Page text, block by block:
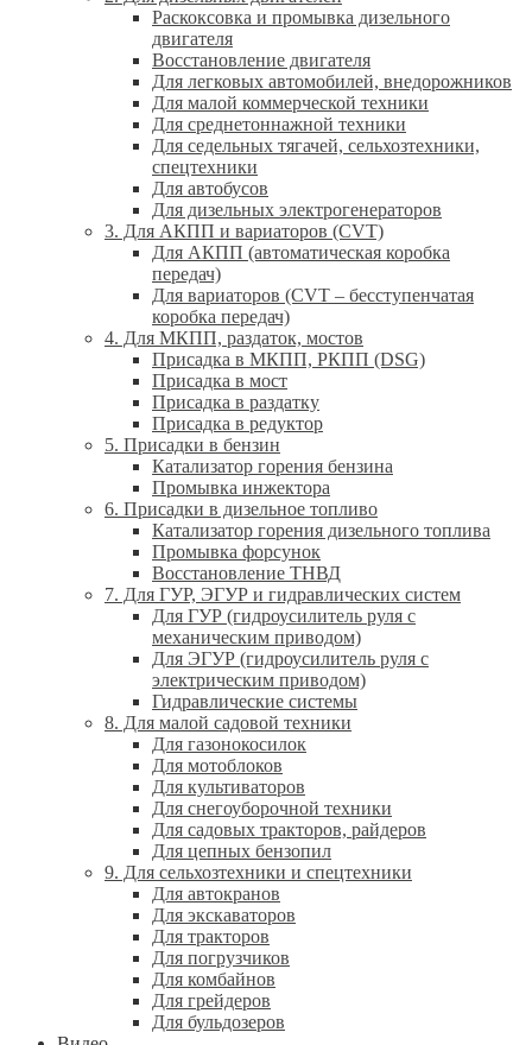
Раскоксовка и промывка дизельного
двигателя
Восстановление двигателя
Для легковых автомобилей, внедорожников
Для малой коммерческой техники
Для среднетоннажной техники
Для седельных тягачей, сельхозтехники,
спецтехники
Для автобусов
Для дизельных электрогенераторов
3. Для АКПП и вариаторов (CVT)
Для АКПП (автоматическая коробка
передач)
Для вариаторов (CVT – бесступенчатая
коробка передач)
4. Для МКПП, раздаток, мостов
Присадка в МКПП, РКПП (DSG)
Присадка в мост
Присадка в раздатку
Присадка в редуктор
5. Присадки в бензин
Катализатор горения бензина
Промывка инжектора
6. Присадки в дизельное топливо
Катализатор горения дизельного топлива
Промывка форсунок
Восстановление ТНВД
7. Для ГУР, ЭГУР и гидравлических систем
Для ГУР (гидроусилитель руля с
механическим приводом)
Для ЭГУР (гидроусилитель руля с
электрическим приводом)
Гидравлические системы
8. Для малой садовой техники
Для газонокосилок
Для мотоблоков
Для культиваторов
Для снегоуборочной техники
Для садовых тракторов, райдеров
Для цепных бензопил
9. Для сельхозтехники и спецтехники
Для автокранов
Для экскаваторов
Для тракторов
Для погрузчиков
Для комбайнов
Для грейдеров
Для бульдозеров